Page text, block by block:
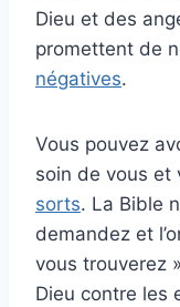
Dieu et des
promettent de
négatives.
Vous pouvez
soin de vous et
sorts. La Bible
demandez et
vous trouverez
Dieu contre les